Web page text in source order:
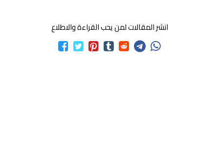
انشر المقالات لمن يحب القراءة والاطلاع